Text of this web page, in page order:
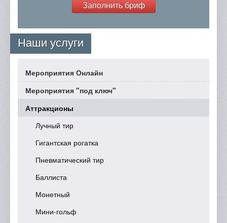
Заполнить бриф
Наши услуги
Мероприятия Онлайн
Мероприятия "под ключ"
Аттракционы
Лучный тир
Гигантская рогатка
Пневматический тир
Баллиста
Монетный
Мини-гольф